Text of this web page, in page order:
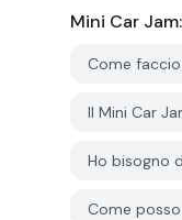
Mini Car
Come faccio
Il Mini Car
Ho bisogno
Come posso